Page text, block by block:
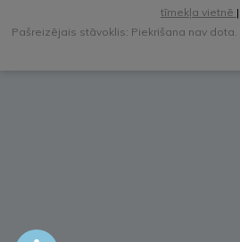
tīmekļa vietnē |
Pašreizējais stāvoklis: Piekrišana nav dota.